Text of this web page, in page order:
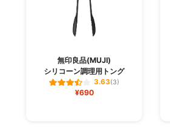
無印良品(MUJI)
シリコーン調理用トング
3.63(3)
¥690